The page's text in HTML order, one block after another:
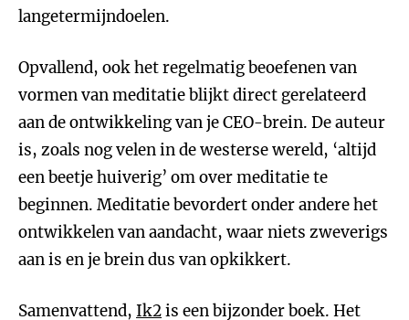
langetermijndoelen.
Opvallend, ook het regelmatig beoefenen van
vormen van meditatie blijkt direct gerelateerd
aan de ontwikkeling van je CEO-brein. De auteur
is, zoals nog velen in de westerse wereld, ‘altijd
een beetje huiverig’ om over meditatie te
beginnen. Meditatie bevordert onder andere het
ontwikkelen van aandacht, waar niets zweverigs
aan is en je brein dus van opkikkert.
Samenvattend, Ik2is een bijzonder boek. Het